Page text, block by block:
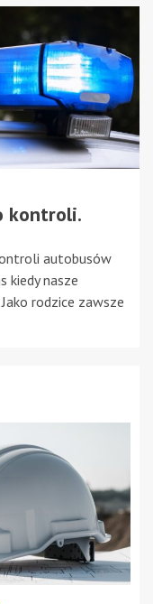
kontroli.
autobusów
kiedy nasze
rodzice zawsze